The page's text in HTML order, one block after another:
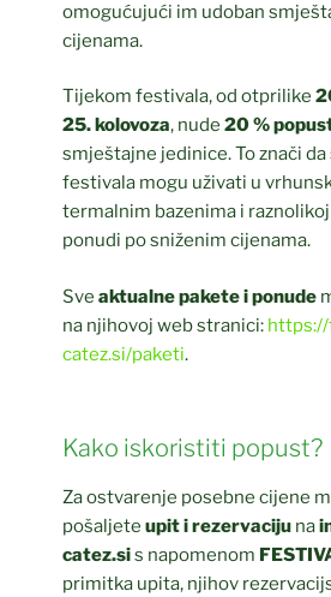
omogućujući im udoban
cijenama.
Tijekom festivala, od otprilike
25. kolovoza, nude20 %
smještajne jedinice. To znači
festivala mogu uživati u
termalnim bazenima i
ponudi po sniženim cijenama.
Sveaktualne pakete i ponude
na njihovoj web stranici:
catez.si/paketi.
Kako iskoristiti popust?
Za ostvarenje posebne cijene
pošaljeteupit i rezervaciju na
catez.sis napomenom
primitka upita, njihov